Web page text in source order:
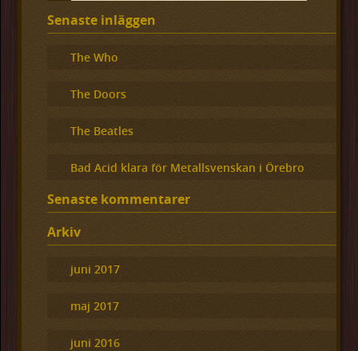
Senaste inläggen
The Who
The Doors
The Beatles
Bad Acid klara för Metallsvenskan i Örebro
Senaste kommentarer
Arkiv
juni 2017
maj 2017
juni 2016